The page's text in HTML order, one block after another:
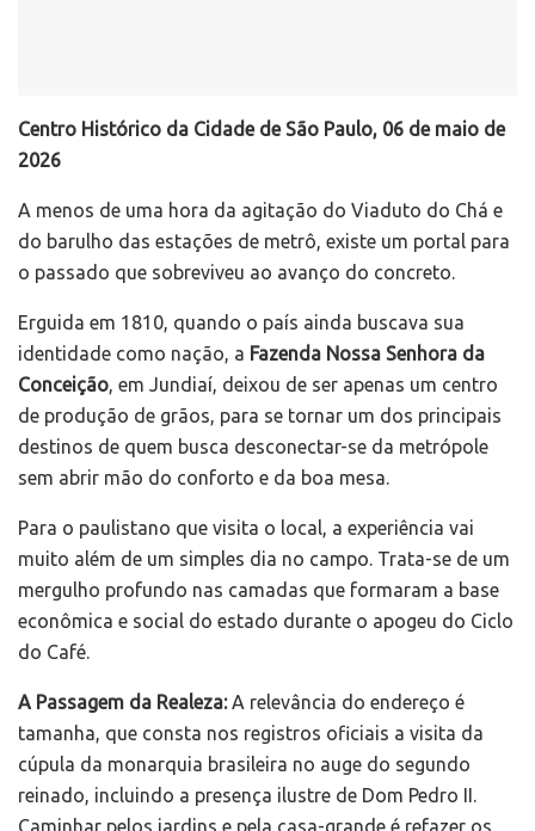
Centro Histórico da Cidade de São Paulo, 06 de maio de
2026
A menos de uma hora da agitação do Viaduto do Chá e
do barulho das estações de metrô, existe um portal para
o passado que sobreviveu ao avanço do concreto.
Erguida em 1810, quando o país ainda buscava sua
identidade como nação, a Fazenda Nossa Senhora da
Conceição, em Jundiaí, deixou de ser apenas um centro
de produção de grãos, para se tornar um dos principais
destinos de quem busca desconectar-se da metrópole
sem abrir mão do conforto e da boa mesa.
Para o paulistano que visita o local, a experiência vai
muito além de um simples dia no campo. Trata-se de um
mergulho profundo nas camadas que formaram a base
econômica e social do estado durante o apogeu do Ciclo
do Café.
A Passagem da Realeza:A relevância do endereço é
tamanha, que consta nos registros oficiais a visita da
cúpula da monarquia brasileira no auge do segundo
reinado, incluindo a presença ilustre de Dom Pedro II.
Caminhar pelos jardins e pela casa-grande é refazer os